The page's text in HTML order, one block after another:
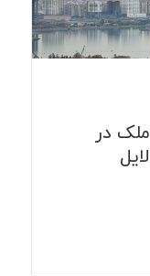
در
دلایل